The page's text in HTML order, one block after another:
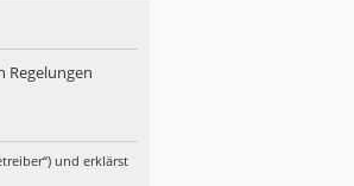
Regelungen
und erklärst